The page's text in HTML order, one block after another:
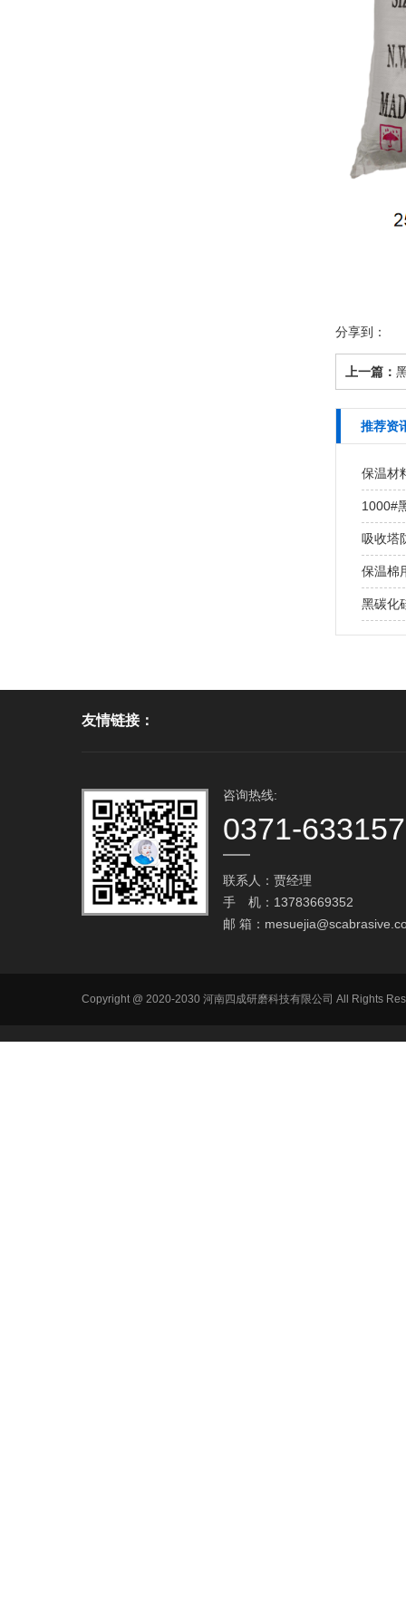
分享到：
上一篇：
推荐资
保温材
1000#
吸收塔
保温棉
黑碳化
友情链接：
咨询热线:
0371-
联系人：贾经理
手 机：13783669352
邮 箱：
Copyright @ 2020-2030 河南四成研磨科技有限公司 All Rights